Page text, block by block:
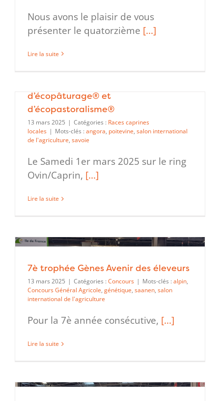
Nous avons le plaisir de vous
présenter le quatorzième [...]
Lire la suite
d’écopâturage® et
d’écopastoralisme®
13 mars 2025 | Catégories : Races caprines
locales | Mots-clés : angora, poitevine, salon international
de l'agriculture, savoie
Le Samedi 1er mars 2025 sur le ring
Ovin/Caprin, [...]
Lire la suite
7è trophée Gènes Avenir des éleveurs
13 mars 2025 | Catégories : Concours | Mots-clés : alpin,
Concours Général Agricole, génétique, saanen, salon
international de l'agriculture
Pour la 7è année consécutive, [...]
Lire la suite